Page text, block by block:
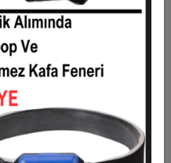
4.150,00 TL
4.440,50 TL
4.689,50 TL